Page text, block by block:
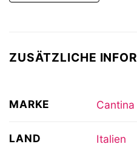
ZUSÄTZLICHE
MARKE Cantina
LAND Italien